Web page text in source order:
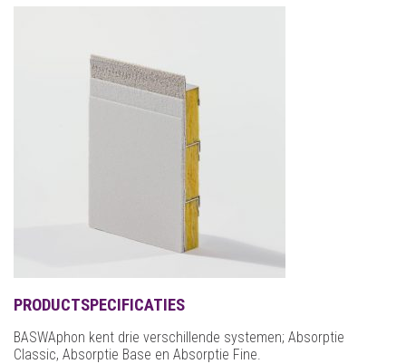
PRODUCTSPECIFICATIES
BASWAphon kent drie verschillende systemen; Absorptie
Classic, Absorptie Base en Absorptie Fine.